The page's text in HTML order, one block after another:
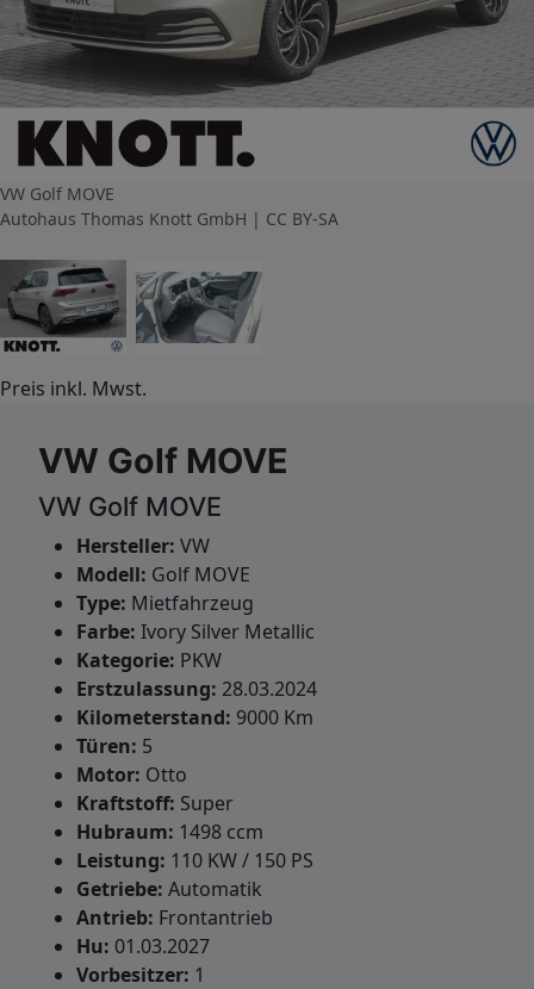
VW Golf MOVE
Autohaus Thomas Knott GmbH | CC BY-SA
Preis inkl. Mwst.
VW Golf MOVE
VW Golf MOVE
Hersteller: VW
Modell: Golf MOVE
Type: Mietfahrzeug
Farbe: Ivory Silver Metallic
Kategorie: PKW
Erstzulassung: 28.03.2024
Kilometerstand: 9000 Km
Türen: 5
Motor: Otto
Kraftstoff: Super
Hubraum: 1498 ccm
Leistung: 110 KW / 150 PS
Getriebe: Automatik
Antrieb: Frontantrieb
Hu: 01.03.2027
Vorbesitzer: 1